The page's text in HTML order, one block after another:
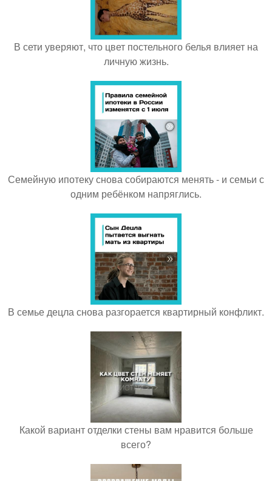
В сети уверяют, что цвет постельного белья влияет на
личную жизнь.
Семейную ипотеку снова собираются менять - и семьи с
одним ребёнком напряглись.
В семье децла снова разгорается квартирный конфликт.
Какой вариант отделки стены вам нравится больше
всего?